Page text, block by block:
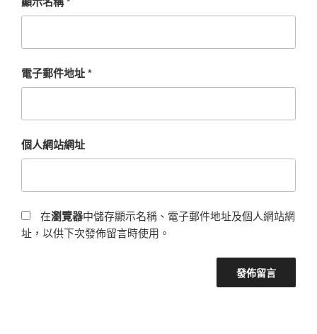
電子郵件地址*
個人網站網址
在瀏覽器中儲存顯示名稱、電子郵件地址及個人網站網
址，以供下次發佈留言時使用。